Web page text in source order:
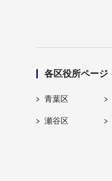
各区役所ページ
青葉区
瀬谷区